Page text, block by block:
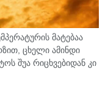
მატებაა
ცხელი ამინდი
შუა რიცხვებიდან კი
აგვისტოს
ანუ ამ...